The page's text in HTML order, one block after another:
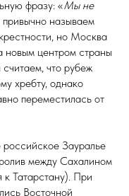
фразу: «Мы не
называем
но Москва
новым центром страны
что рубеж
хребту, однако
переместилась от
За­уралье
между Сахалином
Татарстану). При
Восточной